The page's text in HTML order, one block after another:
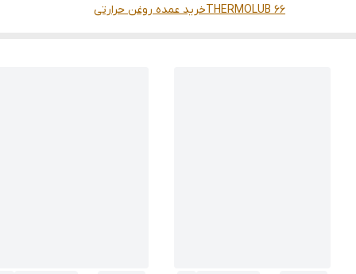
THERMOLUB 66خرید عمده روغن حرارتی